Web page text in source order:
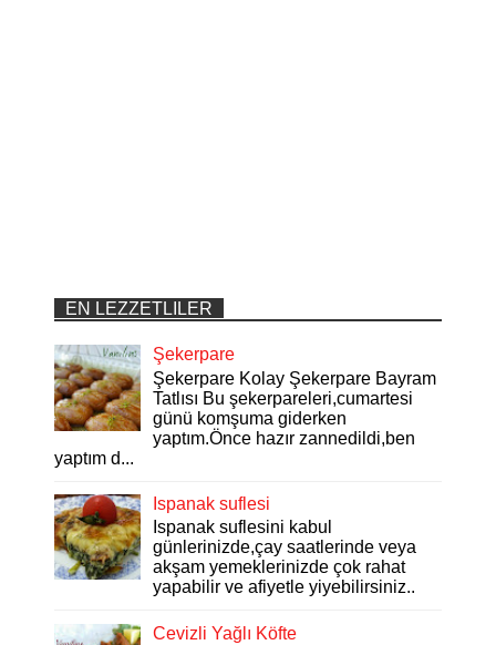
EN LEZZETLILER
Şekerpare
Şekerpare Kolay Şekerpare Bayram
Tatlısı Bu şekerpareleri,cumartesi
günü komşuma giderken
yaptım.Önce hazır zannedildi,ben
yaptım d...
Ispanak suflesi
Ispanak suflesini kabul
günlerinizde,çay saatlerinde veya
akşam yemeklerinizde çok rahat
yapabilir ve afiyetle yiyebilirsiniz..
Cevizli Yağlı Köfte